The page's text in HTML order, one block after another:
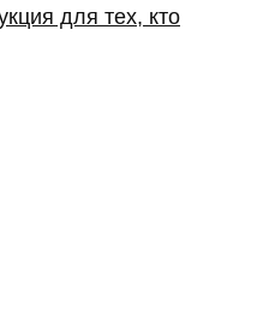
для тех, кто